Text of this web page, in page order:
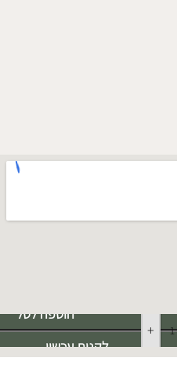
+
הוספה לסל
לקנות עכשיו